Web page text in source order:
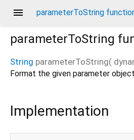
menu parameterToString
parameterToString
String parameterToString(
Format the given parameter
Implementation